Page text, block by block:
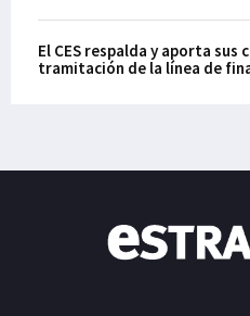
El CES respalda y aporta sus
tramitación de la línea de